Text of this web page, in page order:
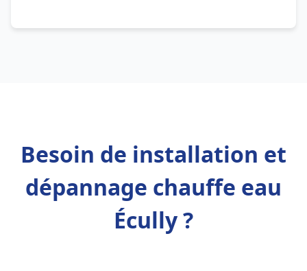
Besoin de installation et
dépannage chauffe eau
Écully ?